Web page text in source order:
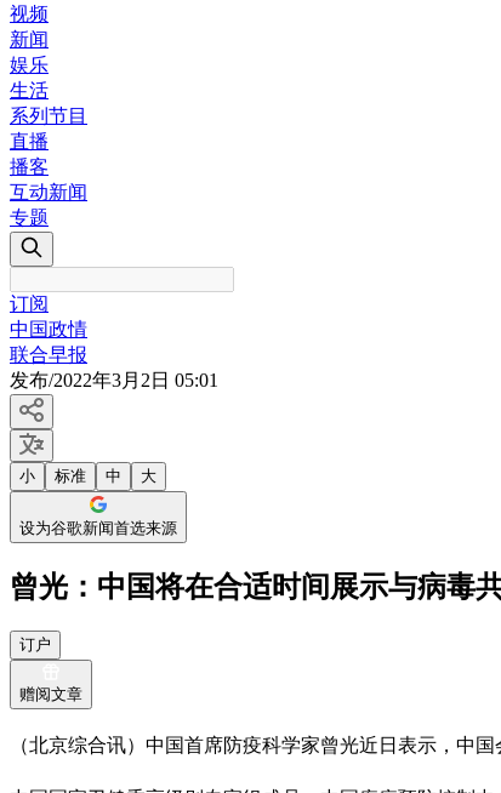
视频
新闻
娱乐
生活
系列节目
直播
播客
互动新闻
专题
订阅
中国政情
联合早报
发布/2022年3月2日 05:01
小 标准 中 大
设为谷歌新闻首选来源
曾光：中国将在合适时间展示与病毒
订户
赠阅文章
（北京综合讯）中国首席防疫科学家曾光近日表示，中